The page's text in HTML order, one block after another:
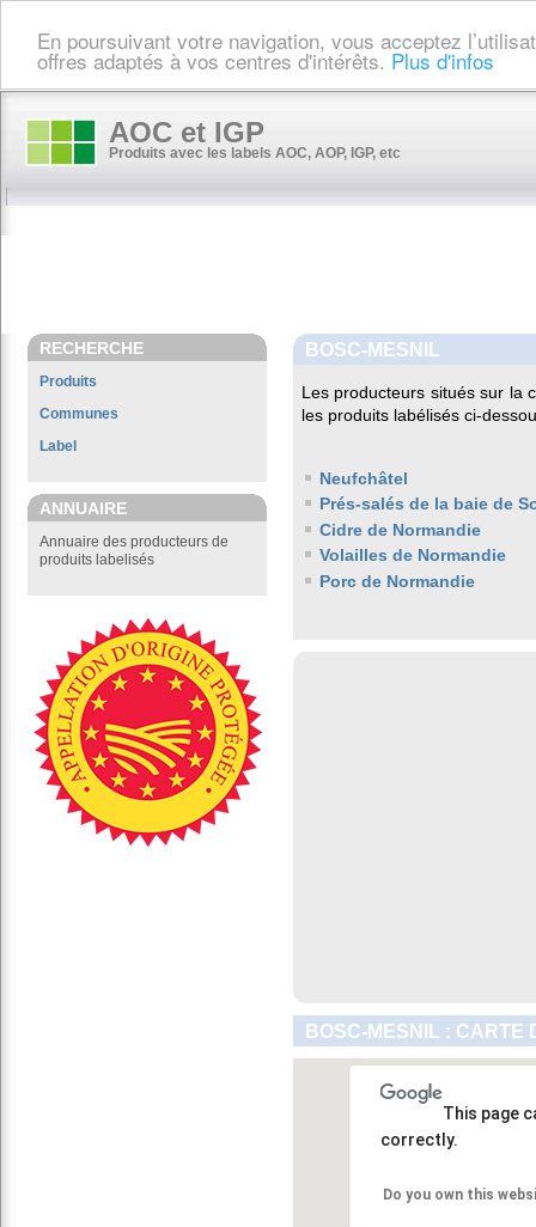
En poursuivant votre navigation, vous acceptez
offres adaptés à vos centres d'intérêts. Plus d'infos
AOC et IGP
Produits avec les labels AOC, AOP, IGP, etc
RECHERCHE
Produits
Communes
Label
ANNUAIRE
Annuaire des producteurs de
produits labelisés
BOSC-MESNIL
Les producteurs situés sur la
les produits labélisés ci-
Neufchâtel
Prés-salés de la baie de
Cidre de Normandie
Volailles de Normandie
Porc de Normandie
BOSC-MESNIL : CARTE
This page
correctly.
Do you own this